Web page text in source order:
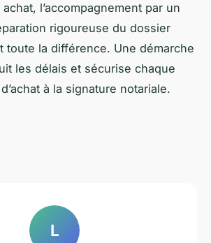
l’accompagnement par un
rigoureuse du dossier
toute la différence. Une démarche
les délais et sécurise chaque
à la signature notariale.
L